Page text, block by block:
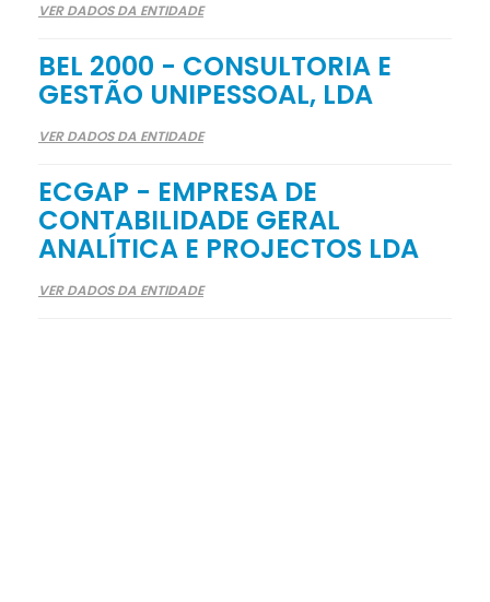
VER DADOS DA ENTIDADE
BEL 2000 - CONSULTORIA E
GESTÃO UNIPESSOAL, LDA
VER DADOS DA ENTIDADE
ECGAP - EMPRESA DE
CONTABILIDADE GERAL
ANALÍTICA E PROJECTOS LDA
VER DADOS DA ENTIDADE